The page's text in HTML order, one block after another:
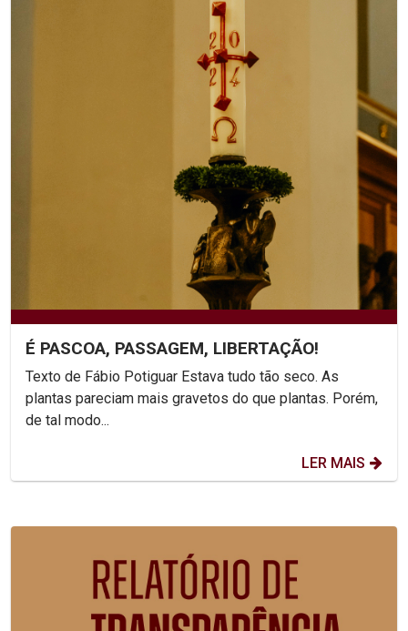
É PASCOA, PASSAGEM, LIBERTAÇÃO!
Texto de Fábio Potiguar Estava tudo tão seco. As
plantas pareciam mais gravetos do que plantas. Porém,
de tal modo...
LER MAIS